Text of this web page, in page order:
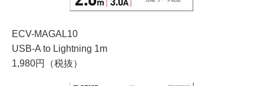
ECV-MAGAL10
USB-A to Lightning 1m
1,980円（税抜）